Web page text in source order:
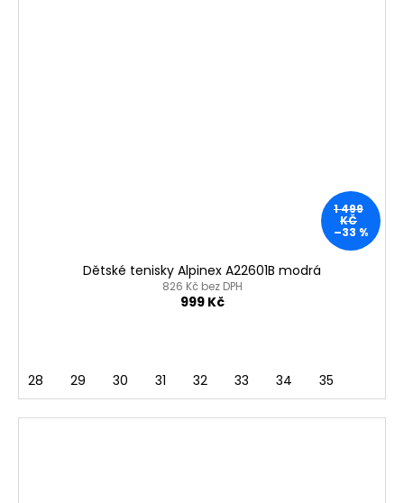
1 499
KČ
–33 %
Dětské tenisky Alpinex A22601B modrá
826 Kč bez DPH
999 Kč
28 29 30 31 32 33 34 35